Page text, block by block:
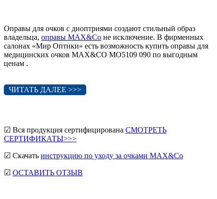
Оправы для очков с диоптриями создают стильный образ
владельца, оправы MAX&Co не исключение. В фирменных
салонах «Мир Оптики» есть возможность купить оправы для
медицинских очков MAX&CO MO5109 090 по выгодным
ценам .
ЧИТАТЬ ДАЛЕЕ >>>
☑ Вся продукция сертифицирована СМОТРЕТЬ
СЕРТИФИКАТЫ>>>
☑ Скачать инструкцию по уходу за очками MAX&Co
☑ ОСТАВИТЬ ОТЗЫВ